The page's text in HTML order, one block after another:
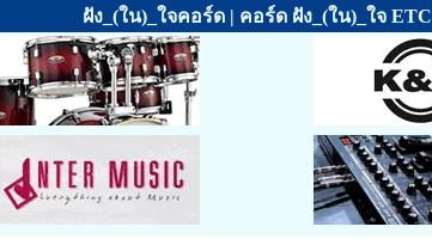
ฝัง_(ใน)_ใจคอร์ด | คอร์ด ฝัง_(ใน)_ใจ ETC